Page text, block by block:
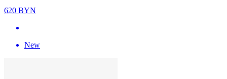
620 BYN
New